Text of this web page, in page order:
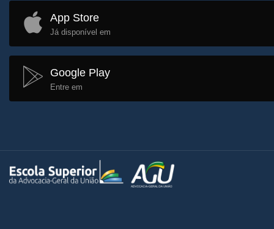
App Store
Já disponível em
Google Play
Entre em